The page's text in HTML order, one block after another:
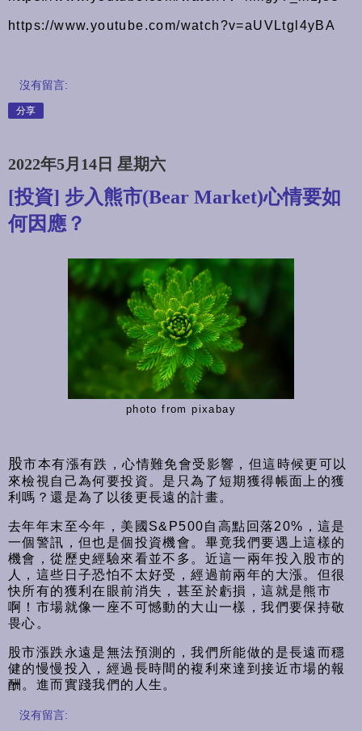
https://www.youtube.com/watch?v=aUVLtgl4yBA
沒有留言:
分享
2022年5月14日 星期六
[投資] 步入熊市(Bear Market)心情要如
何因應？
photo from pixabay
股市本有漲有跌，心情難免會受影響，但這時候更可以
來檢視自己為何要投資。是只為了短期獲得帳面上的獲
利嗎？還是為了以後更長遠的計畫。
去年年末至今年，美國S&P500自高點回落20%，這是
一個警訊，但也是個投資機會。畢竟我們要遇上這樣的
機會，從歷史經驗來看並不多。近這一兩年投入股市的
人，這些日子恐怕不太好受，經過前兩年的大漲。但很
快所有的獲利在眼前消失，甚至於虧損，這就是熊市
啊！市場就像一座不可憾動的大山一樣，我們要保持敬
畏心。
股市漲跌永遠是無法預測的，我們所能做的是長遠而穩
健的慢慢投入，經過長時間的複利來達到接近市場的報
酬。進而實踐我們的人生。
沒有留言: